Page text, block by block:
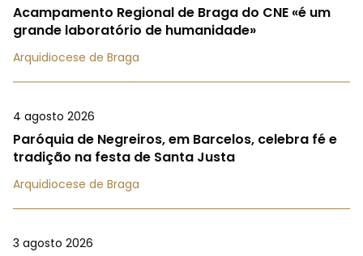
Acampamento Regional de Braga do CNE «é um
grande laboratório de humanidade»
Arquidiocese de Braga
4 agosto 2026
Paróquia de Negreiros, em Barcelos, celebra fé e
tradição na festa de Santa Justa
Arquidiocese de Braga
3 agosto 2026